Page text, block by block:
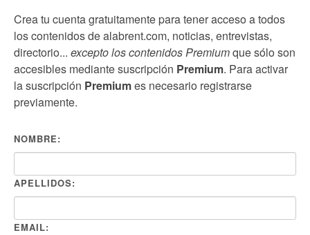
Crea tu cuenta gratuitamente para tener acceso a todos
los contenidos de alabrent.com, noticias, entrevistas,
directorio... excepto los contenidos Premiumque sólo son
accesibles mediante suscripción Premium. Para activar
la suscripción Premiumes necesario registrarse
previamente.
NOMBRE:
APELLIDOS:
EMAIL: